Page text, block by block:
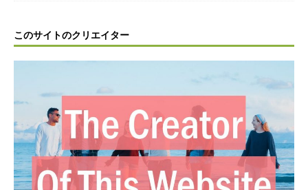
このサイトのクリエイター